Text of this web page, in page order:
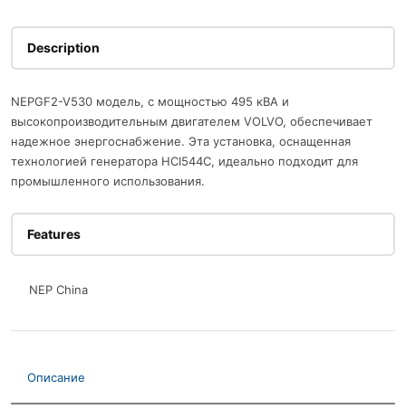
Description
NEPGF2-V530 модель, с мощностью 495 кВА и
высокопроизводительным двигателем VOLVO, обеспечивает
надежное энергоснабжение. Эта установка, оснащенная
технологией генератора HCI544C, идеально подходит для
промышленного использования.
Features
NEP China
Описание